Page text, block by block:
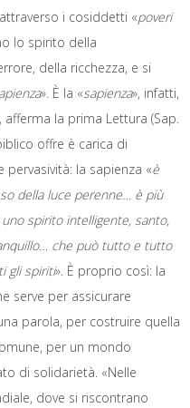
i cosiddetti «poveri
lo spirito della
della ricchezza, e si
». È la «sapienza», infatti,
afferma la prima Lettura (Sap.
offre è carica di
la sapienza «è
della luce perenne… è più
uno spirito intelligente, santo,
che può tutto e tutto
gli spiriti». È proprio così: la
serve per assicurare
parola, per costruire quella
per un mondo
di solidarietà. «Nelle
dove si riscontrano